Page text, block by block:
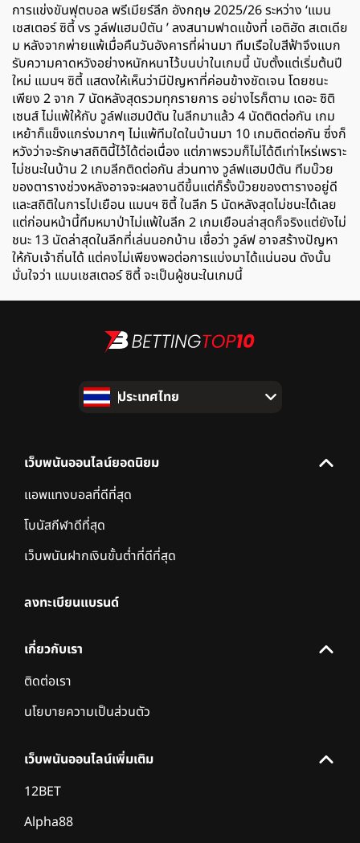
การแข่งขันฟุตบอล พรีเมียร์ลีก อังกฤษ 2025/26 ระหว่าง ‘แมน
เชสเตอร์ ซิตี้ vs วูล์ฟแฮมป์ตัน ’ ลงสนามฟาดแข้งที่ เอติฮัด สเตเดีย
ม หลังจากพ่ายแพ้เมื่อคืนวันอังคารที่ผ่านมา ทีมเรือใบสีฟ้าจึงแบก
รับความคาดหวังอย่างหนักหนาไว้บนบ่าในเกมนี้ นับตั้งแต่เริ่มต้นปี
ใหม่ แมนฯ ซิตี้ แสดงให้เห็นว่ามีปัญหาที่ค่อนข้างชัดเจน โดยชนะ
เพียง 2 จาก 7 นัดหลังสุดรวมทุกรายการ อย่างไรก็ตาม เดอะ ซิติ
เซนส์ ไม่แพ้ให้กับ วูล์ฟแฮมป์ตัน ในลีกมาแล้ว 4 นัดติดต่อกัน เกม
เหย้าก็แข็งแกร่งมากๆ ไม่แพ้ทีมใดในบ้านมา 10 เกมติดต่อกัน ซึ่งก็
หวังว่าจะรักษาสถิตินี้ไว้ได้ต่อเนื่อง แต่ภาพรวมก็ไม่ได้ดีเท่าไหร่เพราะ
ไม่ชนะในบ้าน 2 เกมลีกติดต่อกัน ส่วนทาง วูล์ฟแฮมป์ตัน ทีมบ๊วย
ของตารางช่วงหลังอาจจะผลงานดีขึ้นแต่ก็รั้งบ๊วยของตารางอยู่ดี
และสถิติในการไปเยือน แมนฯ ซิตี้ ในลีก 5 นัดหลังสุดไม่ชนะได้เลย
แต่ก่อนหน้านี้ทีมหมาป่าไม่แพ้ในลีก 2 เกมเยือนล่าสุดก็จริงแต่ยังไม่
ชนะ 13 นัดล่าสุดในลีกที่เล่นนอกบ้าน เชื่อว่า วูล์ฟ อาจสร้างปัญหา
ให้กับเจ้าถิ่นได้ แต่คงไม่เพียงพอต่อการแบ่งมาได้แน่นอน ดังนั้น
มั่นใจว่า แมนเชสเตอร์ ซิตี้ จะเป็นผู้ชนะในเกมนี้
ประเทศไทย
เว็บพนันออนไลน์ยอดนิยม
แอพแทงบอลที่ดีที่สุด
โบนัสกีฬาดีที่สุด
เว็บพนันฝากเงินขั้นต่ำที่ดีที่สุด
ลงทะเบียนแบรนด์
เกี่ยวกับเรา
ติดต่อเรา
นโยบายความเป็นส่วนตัว
เว็บพนันออนไลน์เพิ่มเติม
12BET
Alpha88